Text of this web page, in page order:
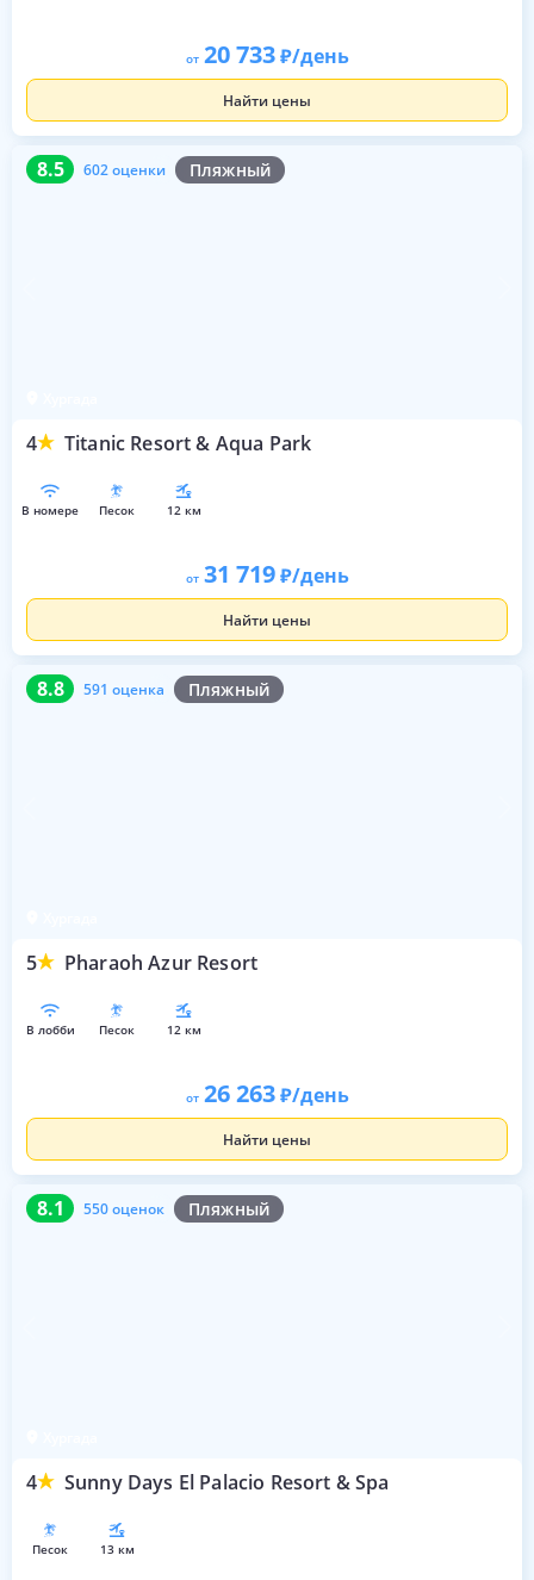
от 20 733 /день
Найти цены
8.5 602 оценки Пляжный
4 Titanic Resort & Aqua Park
8.5 602 оценки
в номере песок 12 км
от 31 719 /день
Найти цены
8.8 591 оценка Пляжный
5 Pharaoh Azur Resort
8.8 591 оценка
в лобби песок 12 км
от 26 263 /день
Найти цены
8.1 550 оценок Пляжный
4 Sunny Days El Palacio Resort & Spa
8.1 550 оценок
песок 13 км